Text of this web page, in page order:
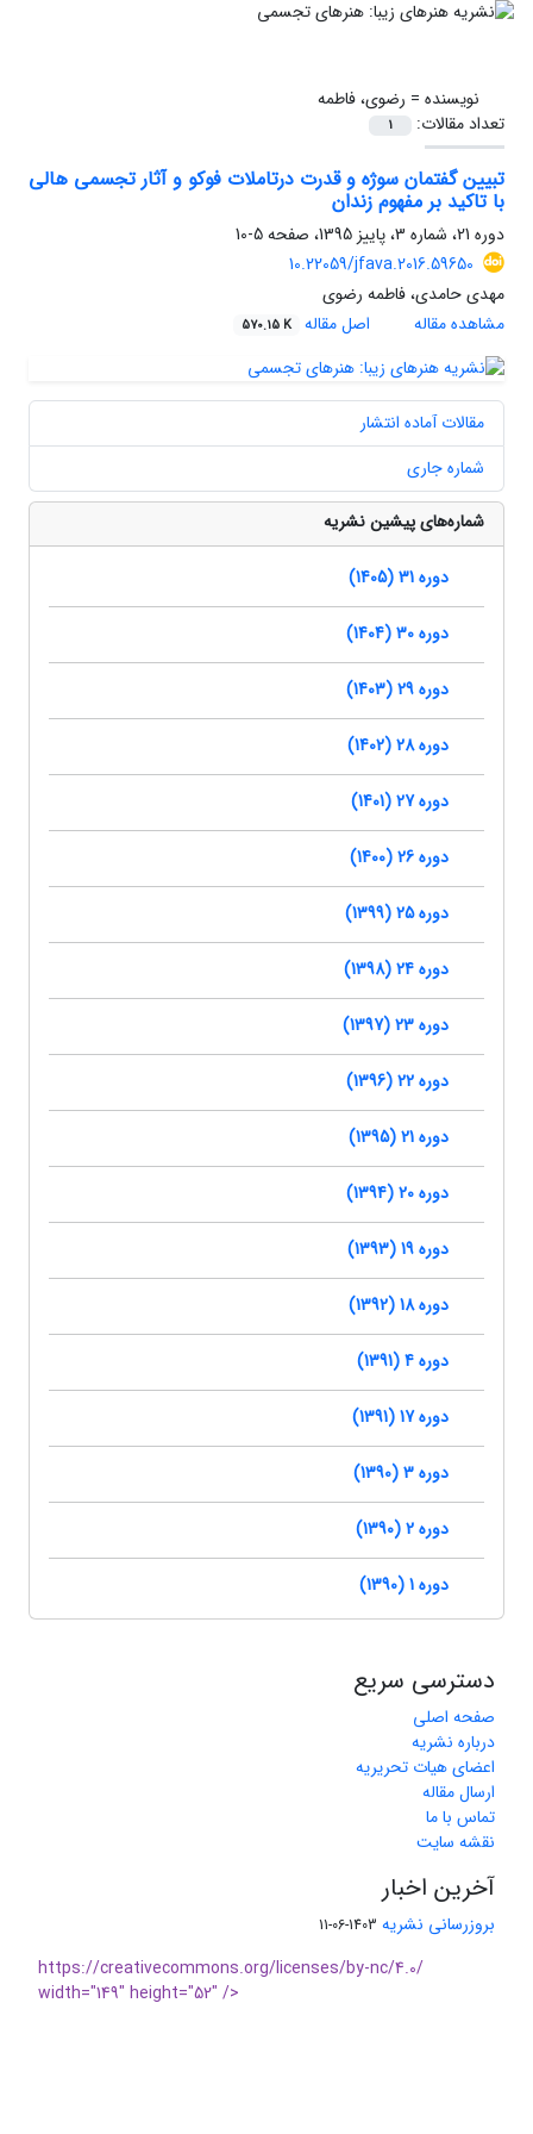
نویسنده = رضوی، فاطمه
تعداد مقالات:
1
تبیین گفتمان سوژه و قدرت درتاملات فوکو و آثار تجسمی هالی
با تاکید بر مفهوم زندان
دوره 21، شماره 3، پاییز 1395، صفحه
5-10
10.22059/jfava.2016.59650
مهدی حامدی، فاطمه رضوی
مشاهده مقاله
اصل مقاله 570.15 K
مقالات آماده انتشار
شماره جاری
شماره‌های پیشین نشریه
دوره 31 (1405)
دوره 30 (1404)
دوره 29 (1403)
دوره 28 (1402)
دوره 27 (1401)
دوره 26 (1400)
دوره 25 (1399)
دوره 24 (1398)
دوره 23 (1397)
دوره 22 (1396)
دوره 21 (1395)
دوره 20 (1394)
دوره 19 (1393)
دوره 18 (1392)
دوره 4 (1391)
دوره 17 (1391)
دوره 3 (1390)
دوره 2 (1390)
دوره 1 (1390)
دسترسی سریع
صفحه اصلی
درباره نشریه
اعضای هیات تحریریه
ارسال مقاله
تماس با ما
نقشه سایت
آخرین اخبار
بروزرسانی نشریه 1403-06-11
https://creativecommons.org/licenses/by-nc/4.0/
width="149" height="52" />